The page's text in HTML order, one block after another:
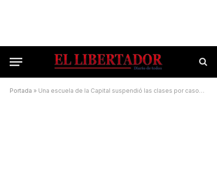
Portada » Una escuela de la Capital suspendió las clases por casos de Covid-19